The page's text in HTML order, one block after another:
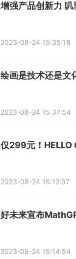
增强产品创新力
2023-08-24 15:35:18
绘画是技术还是文
2023-08-24 15:37:54
2023-08-24 15:12:37
好未来宣布
2023-08-24 15:14:54